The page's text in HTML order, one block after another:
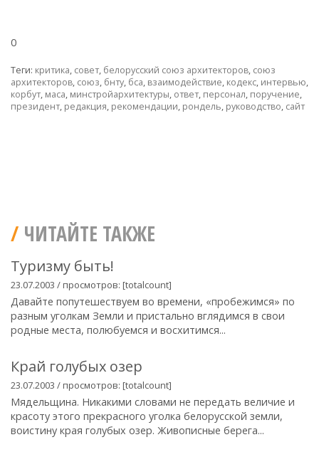
0
Теги: критика, совет, белорусский союз архитекторов, союз
архитекторов, союз, бнту, бса, взаимодействие, кодекс, интервью,
корбут, маса, минстройархитектуры, ответ, персонал, поручение,
президент, редакция, рекомендации, рондель, руководство, сайт
ЧИТАЙТЕ ТАКЖЕ
Туризму быть!
23.07.2003 / просмотров: [totalcount]
Давайте попутешествуем во времени, «пробежимся» по
разным уголкам Земли и пристально вглядимся в свои
родные места, полюбуемся и восхитимся...
Край голубых озер
23.07.2003 / просмотров: [totalcount]
Мядельщина. Никакими словами не передать величие и
красоту этого прекрасного уголка белорусской земли,
воистину края голубых озер. Живописные берега...